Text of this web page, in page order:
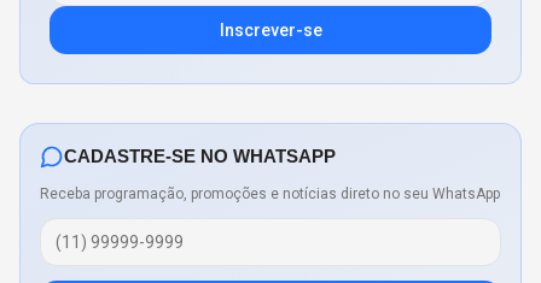
Inscrever-se
CADASTRE-SE NO WHATSAPP
Receba programação, promoções e notícias direto no seu WhatsApp